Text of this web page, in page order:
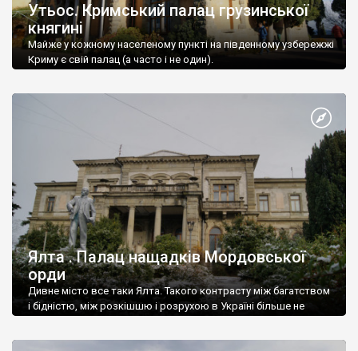
Утьос. Кримський палац грузинської
княгині
Майже у кожному населеному пункті на південному узбережжі
Криму є свій палац (а часто і не один).
Ялта . Палац нащадків Мордовської
орди
Дивне місто все таки Ялта. Такого контрасту між багатством
і бідністю, між розкішшю і розрухою в Україні більше не